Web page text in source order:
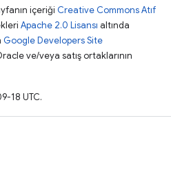
içeriği Creative Commons Atıf
Apache 2.0 Lisansı altında
Google Developers Site
ve/veya satış ortaklarının
18 UTC.